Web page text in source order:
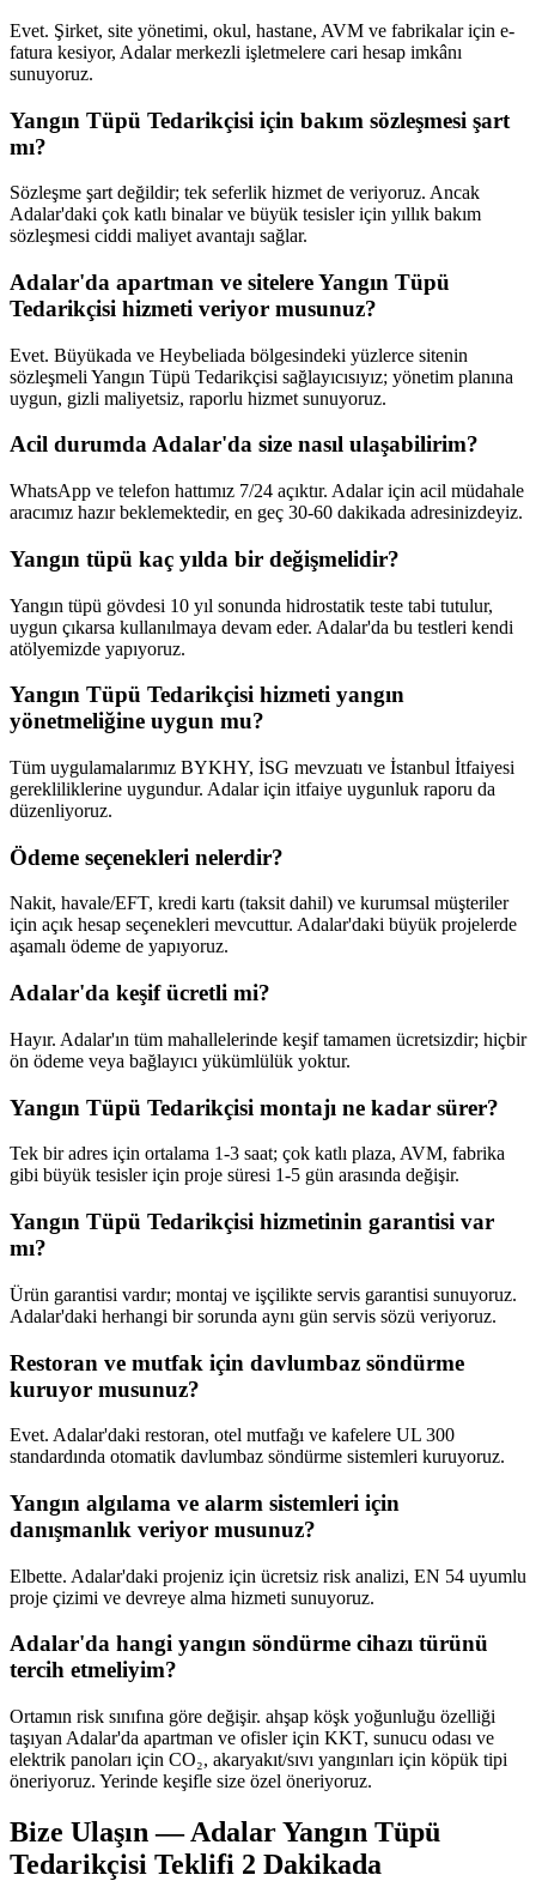
Evet. Şirket, site yönetimi, okul, hastane, AVM ve fabrikalar için e-
fatura kesiyor, Adalar merkezli işletmelere cari hesap imkânı
sunuyoruz.
Yangın Tüpü Tedarikçisi için bakım sözleşmesi şart
mı?
Sözleşme şart değildir; tek seferlik hizmet de veriyoruz. Ancak
Adalar'daki çok katlı binalar ve büyük tesisler için yıllık bakım
sözleşmesi ciddi maliyet avantajı sağlar.
Adalar'da apartman ve sitelere Yangın Tüpü
Tedarikçisi hizmeti veriyor musunuz?
Evet. Büyükada ve Heybeliada bölgesindeki yüzlerce sitenin
sözleşmeli Yangın Tüpü Tedarikçisi sağlayıcısıyız; yönetim planına
uygun, gizli maliyetsiz, raporlu hizmet sunuyoruz.
Acil durumda Adalar'da size nasıl ulaşabilirim?
WhatsApp ve telefon hattımız 7/24 açıktır. Adalar için acil müdahale
aracımız hazır beklemektedir, en geç 30-60 dakikada adresinizdeyiz.
Yangın tüpü kaç yılda bir değişmelidir?
Yangın tüpü gövdesi 10 yıl sonunda hidrostatik teste tabi tutulur,
uygun çıkarsa kullanılmaya devam eder. Adalar'da bu testleri kendi
atölyemizde yapıyoruz.
Yangın Tüpü Tedarikçisi hizmeti yangın
yönetmeliğine uygun mu?
Tüm uygulamalarımız BYKHY, İSG mevzuatı ve İstanbul İtfaiyesi
gerekliliklerine uygundur. Adalar için itfaiye uygunluk raporu da
düzenliyoruz.
Ödeme seçenekleri nelerdir?
Nakit, havale/EFT, kredi kartı (taksit dahil) ve kurumsal müşteriler
için açık hesap seçenekleri mevcuttur. Adalar'daki büyük projelerde
aşamalı ödeme de yapıyoruz.
Adalar'da keşif ücretli mi?
Hayır. Adalar'ın tüm mahallelerinde keşif tamamen ücretsizdir; hiçbir
ön ödeme veya bağlayıcı yükümlülük yoktur.
Yangın Tüpü Tedarikçisi montajı ne kadar sürer?
Tek bir adres için ortalama 1-3 saat; çok katlı plaza, AVM, fabrika
gibi büyük tesisler için proje süresi 1-5 gün arasında değişir.
Yangın Tüpü Tedarikçisi hizmetinin garantisi var
mı?
Ürün garantisi vardır; montaj ve işçilikte servis garantisi sunuyoruz.
Adalar'daki herhangi bir sorunda aynı gün servis sözü veriyoruz.
Restoran ve mutfak için davlumbaz söndürme
kuruyor musunuz?
Evet. Adalar'daki restoran, otel mutfağı ve kafelere UL 300
standardında otomatik davlumbaz söndürme sistemleri kuruyoruz.
Yangın algılama ve alarm sistemleri için
danışmanlık veriyor musunuz?
Elbette. Adalar'daki projeniz için ücretsiz risk analizi, EN 54 uyumlu
proje çizimi ve devreye alma hizmeti sunuyoruz.
Adalar'da hangi yangın söndürme cihazı türünü
tercih etmeliyim?
Ortamın risk sınıfına göre değişir. ahşap köşk yoğunluğu özelliği
taşıyan Adalar'da apartman ve ofisler için KKT, sunucu odası ve
elektrik panoları için CO₂, akaryakıt/sıvı yangınları için köpük tipi
öneriyoruz. Yerinde keşifle size özel öneriyoruz.
Bize Ulaşın — Adalar Yangın Tüpü
Tedarikçisi Teklifi 2 Dakikada